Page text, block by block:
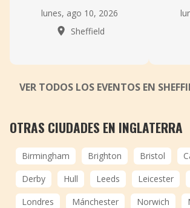
lunes, ago 10, 2026
Sheffield
VER TODOS LOS EVENTOS EN
OTRAS CIUDADES EN INGLATERRA
Birmingham Brighton Bristol
Derby
Hull Leeds Leicester
Londres
Mánchester Norwich